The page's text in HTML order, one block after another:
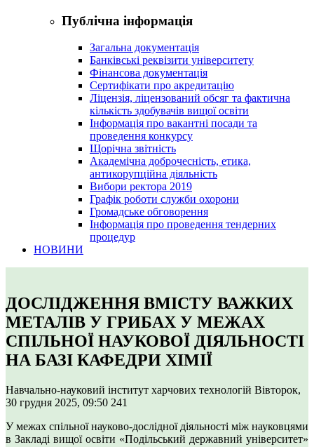
Публічна інформація
Загальна документація
Банківські реквізити університету
Фінансова документація
Сертифікати про акредитацію
Ліцензія, ліцензований обсяг та фактична
кількість здобувачів вищої освіти
Інформація про вакантні посади та
проведення конкурсу
Щорічна звітність
Академічна доброчесність, етика,
антикорупційна діяльність
Вибори ректора 2019
Графік роботи служби охорони
Громадське обговорення
Інформація про проведення тендерних
процедур
НОВИНИ
ДОСЛІДЖЕННЯ ВМІСТУ ВАЖКИХ
МЕТАЛІВ У ГРИБАХ У МЕЖАХ
СПІЛЬНОЇ НАУКОВОЇ ДІЯЛЬНОСТІ
НА БАЗІ КАФЕДРИ ХІМІЇ
Навчально-науковий інститут харчових технологій Вівторок,
30 грудня 2025, 09:50 241
У межах спільної науково-дослідної діяльності між науковцями
в Закладі вищої освіти «Подільський державний університет»